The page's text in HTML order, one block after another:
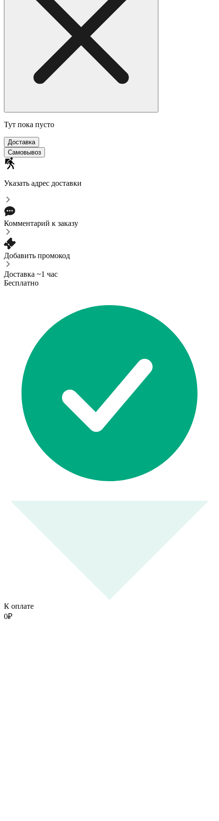
Тут пока пусто
Доставка
Самовывоз
Указать адрес доставки
Комментарий к заказу
Добавить промокод
Доставка ~1 час
Бесплатно
К оплате
0₽